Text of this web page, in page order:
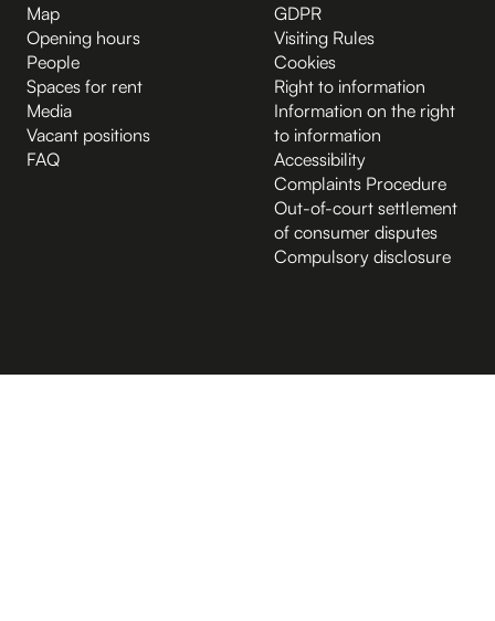
Map
Opening hours
People
Spaces for rent
Media
Vacant positions
FAQ
GDPR
Visiting Rules
Cookies
Right to information
Information on the right
to information
Accessibility
Complaints Procedure
Out-of-court settlement
of consumer disputes
Compulsory disclosure